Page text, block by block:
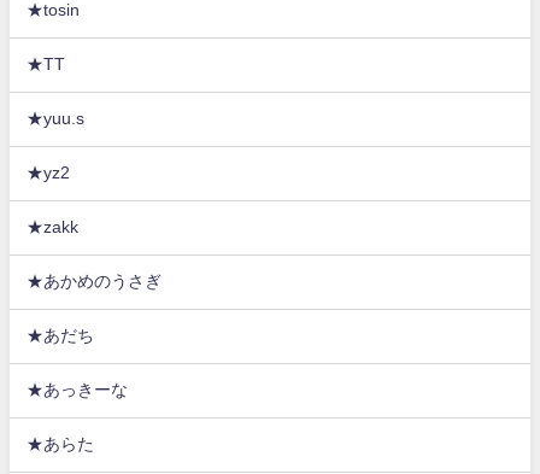
★tosin
★TT
★yuu.s
★yz2
★zakk
★あかめのうさぎ
★あだち
★あっきーな
★あらた